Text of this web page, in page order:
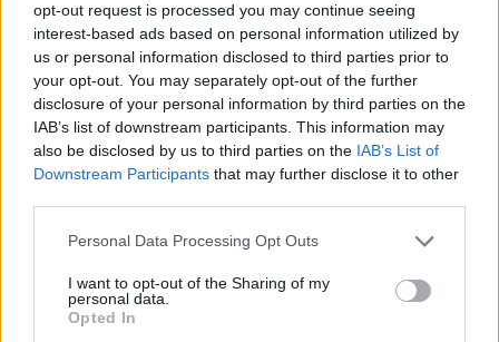
opt-out request is processed you may continue seeing
interest-based ads based on personal information utilized by
us or personal information disclosed to third parties prior to
your opt-out. You may separately opt-out of the further
disclosure of your personal information by third parties on the
IAB’s list of downstream participants. This information may
also be disclosed by us to third parties on the IAB’s List of
Downstream Participants that may further disclose it to other
Please note that this website/app uses one or more Google
not limited to your visit or usage behaviour. You may click to
grant or deny consent to Google and its third-party tags to
use your data for below specified purposes in below Google
Personal Data Processing Opt Outs
I want to opt-out of the Sharing of my
personal data.
Opted In
A jelentkezők számától függően tervezik
az előzetes meghallgatást. Ennek részleteiről
a jelentkezési határidőt követő napokban
adnak fölvilágosítást.
További információ: Szebényi Ágnes
1 375 1184/105.m.
szebenyi.agnes@szinhaziintezet.hu
Pályázat Gyermek